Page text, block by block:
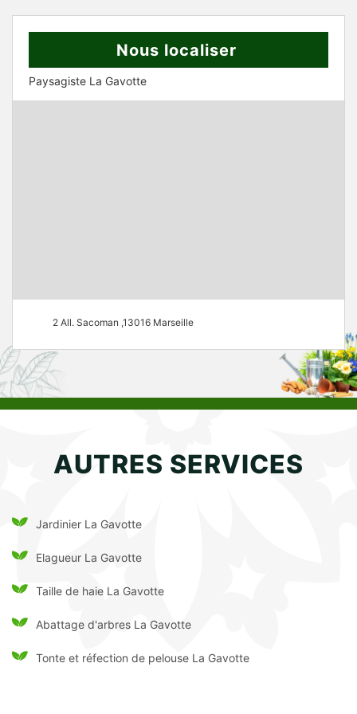
Nous localiser
Paysagiste La Gavotte
2 All. Sacoman ,13016 Marseille
AUTRES SERVICES
Jardinier La Gavotte
Elagueur La Gavotte
Taille de haie La Gavotte
Abattage d'arbres La Gavotte
Tonte et réfection de pelouse La Gavotte